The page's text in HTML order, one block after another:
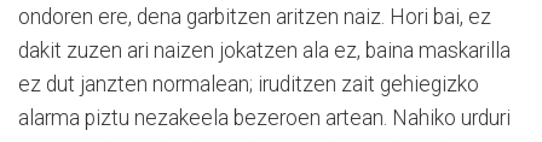
ondoren ere, dena garbitzen aritzen naiz. Hori bai, ez
dakit zuzen ari naizen jokatzen ala ez, baina maskarilla
ez dut janzten normalean; iruditzen zait gehiegizko
alarma piztu nezakeela bezeroen artean. Nahiko urduri